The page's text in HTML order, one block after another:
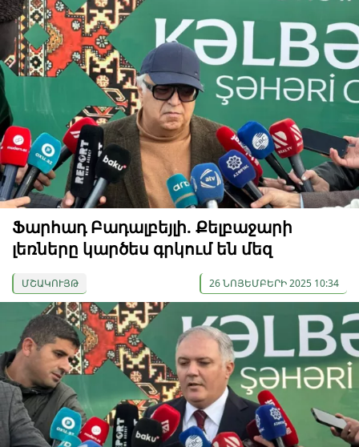
Ֆարհադ Բադալբեյլի. Քելբաջարի
լեռները կարծես գրկում են մեզ
ՄՇԱԿՈՒՅԹ 26 ՆՈՅԵՄԲԵՐԻ 2025 10:34